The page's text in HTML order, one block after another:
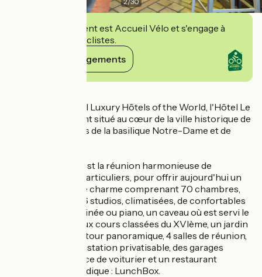
Cet établissement est Accueil Vélo et s'engage à
accueillir des cyclistes.
Voir ses engagements
Membre des Small Luxury Hôtels of the World, l'Hôtel Le
Cep est idéalement situé au cœur de la ville historique de
Beaune, à deux pas de la basilique Notre-Dame et de
L'Hôtel Le Cep, c'est la réunion harmonieuse de
plusieurs hôtels particuliers, pour offrir aujourd'hui un
ensemble plein de charme comprenant 70 chambres,
dont 38 suites et 6 studios, climatisées, de confortables
salons avec cheminée ou piano, un caveau où est servi le
petit déjeuner, deux cours classées du XVIème, un jardin
à la française, une tour panoramique, 4 salles de réunion,
un caveau de dégustation privatisable, des garages
fermés avec service de voiturier et un restaurant
végétarien ayurvédique : LunchBox.